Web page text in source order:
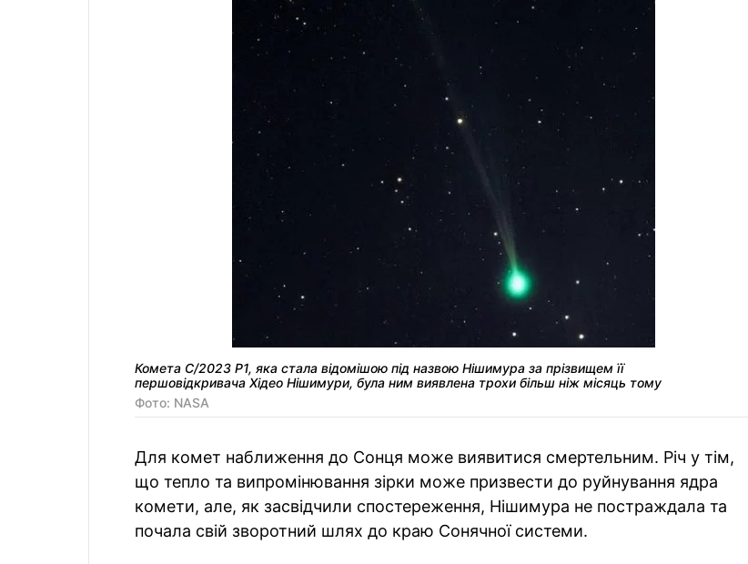
Комета C/2023 P1, яка стала відомішою під назвою Нішимура за прізвищем її
першовідкривача Хідео Нішимури, була ним виявлена трохи більш ніж місяць тому
Фото: NASA
Для комет наближення до Сонця може виявитися смертельним. Річ у тім,
що тепло та випромінювання зірки може призвести до руйнування ядра
комети, але, як засвідчили спостереження, Нішимура не постраждала та
почала свій зворотний шлях до краю Сонячної системи.